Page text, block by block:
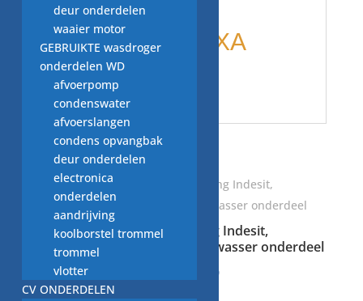
AEG Favorit 3XA
sensorlogic
Gerelateerde producten
slang Bosch SMS 3502,
vaatwasser onderdeel
2,50
slang Indesit,
vaatwasser onderdeel
5,00
deur onderdelen
waaier motor
GEBRUIKTE wasdroger
onderdelen WD
afvoerpomp
condenswater
afvoerslangen
condens opvangbak
deur onderdelen
electronica
onderdelen
aandrijving
koolborstel trommel
trommel
vlotter
CV ONDERDELEN